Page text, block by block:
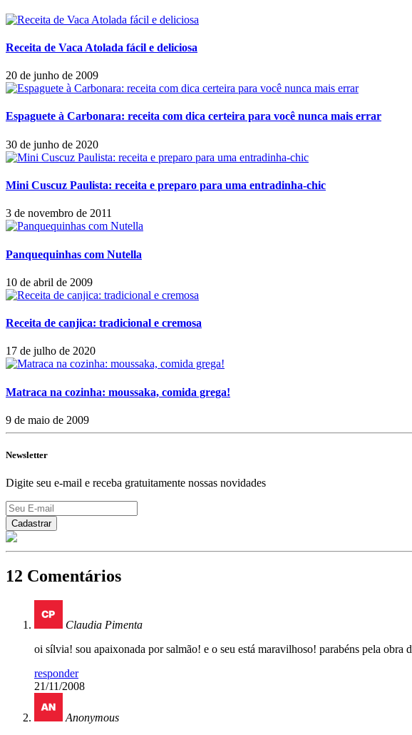
Receita de Vaca Atolada fácil e deliciosa
20 de junho de 2009
Espaguete à Carbonara: receita com dica certeira para você nunca mais errar
30 de junho de 2020
Mini Cuscuz Paulista: receita e preparo para uma entradinha-chic
3 de novembro de 2011
Panquequinhas com Nutella
10 de abril de 2009
Receita de canjica: tradicional e cremosa
17 de julho de 2020
Matraca na cozinha: moussaka, comida grega!
9 de maio de 2009
Newsletter
Digite seu e-mail e receba gratuitamente nossas novidades
12 Comentários
Claudia Pimenta
oi sílvia! sou apaixonada por salmão! e o seu está maravilhoso! parabéns pela obra
responder
21/11/2008
Anonymous